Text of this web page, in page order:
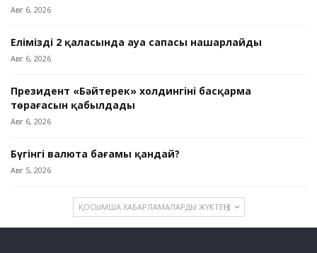
Авг 6, 2026
Еліміздің 2 қаласында ауа сапасы нашарлайды
Авг 6, 2026
Президент «Бәйтерек» холдингінің басқарма
төрағасын қабылдады
Авг 6, 2026
Бүгінгі валюта бағамы қандай?
Авг 5, 2026
ҚОСЫМША ХАБАРЛАМАЛАРДЫ ЖҮКТЕҢІЗ